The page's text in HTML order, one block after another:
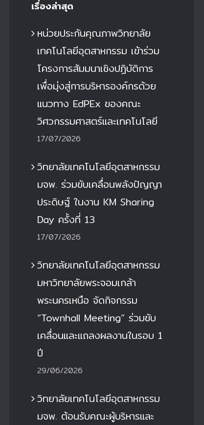
เรื่องล่าสุด
หน่วยประกันคุณภาพวิทยาลัย
เทคโนโลยีอุตสาหกรรม เข้าร่วม
โครงการสัมมนาเชิงปฏิบัติการ
เพื่อมุ่งสู่การบริหารองค์กรด้วย
แนวทาง EdPEx ของคณะ
วิศวกรรมศาสตร์และเทคโนโลยี
17/07/2026
วิทยาลัยเทคโนโลยีอุตสาหกรรม
มจพ. ร่วมขับเคลื่อนพลังปัญญา
ประดิษฐ์ ในงาน KM Sharing
Day ครั้งที่ 13
17/07/2026
วิทยาลัยเทคโนโลยีอุตสาหกรรม
มหาวิทยาลัยพระจอมเกล้า
พระนครเหนือ จัดกิจกรรม
“Townhall Meeting” ร่วมขับ
เคลื่อนและแถลงผลงานในรอบ 1
ปี
29/06/2026
วิทยาลัยเทคโนโลยีอุตสาหกรรม
มจพ. ต้อนรับคณะผู้บริหารและ